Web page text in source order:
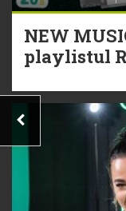
NEW
playlistul